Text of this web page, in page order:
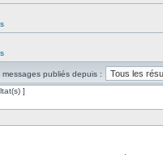
messages publiés depuis :
]